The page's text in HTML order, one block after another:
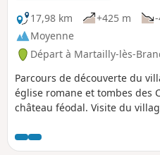
17,98 km
+425 m
Moyenne
Départ à Martailly-lès-
Parcours de découverte du
église romane et tombes des
château féodal. Visite du
l'on rejoint par le Sentier des